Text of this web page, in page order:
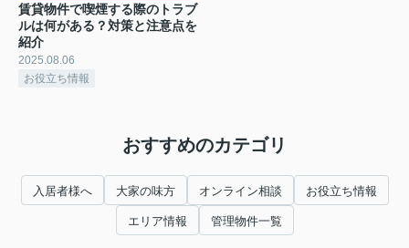
賃貸物件で喫煙する際のトラブ
ルは何がある？対策と注意点を
紹介
2025.08.06
お役立ち情報
おすすめのカテゴリ
入居者様へ 大家の味方 オンライン相談 お役立ち情報
エリア情報 管理物件一覧